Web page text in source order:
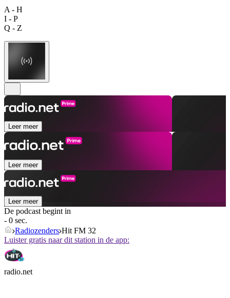
A - H
I - P
Q - Z
Leer meer
Leer meer
Leer meer
De podcast begint in
- 0 sec.
Radiozenders Hit FM 32
Luister gratis naar dit station in de app:
radio.net